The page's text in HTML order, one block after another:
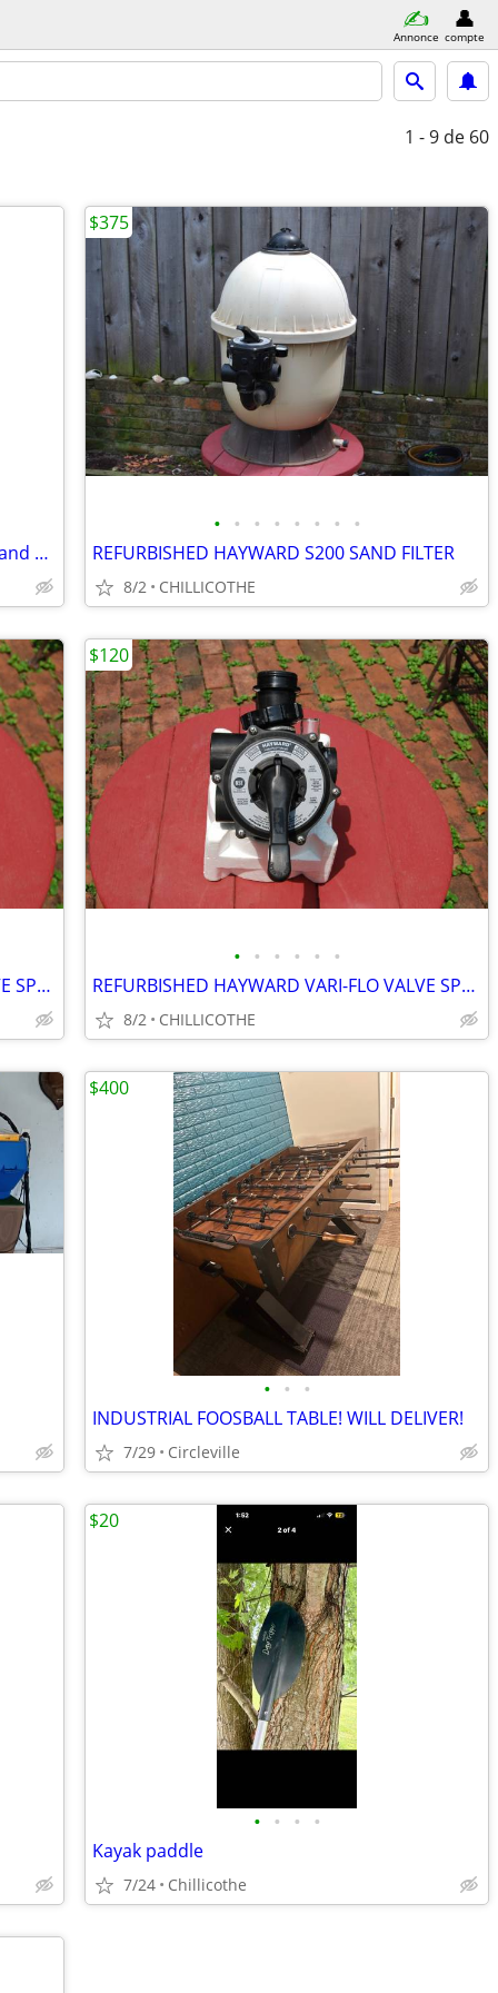
Annonce compte
1 - 9 de 60
Excalibur Micro 355 Crossbow w/scope and many accessories
• • • • • • • •
REFURBISHED HAYWARD S200 SAND FILTER
8/2 CHILLICOTHE
$375
REFURBISHED HAYWARD VARI-FLO VALVE SP0710X32 #1
• • • • • •
REFURBISHED HAYWARD VARI-FLO VALVE SP0710X32 #2
8/2 CHILLICOTHE
$120
• • •
INDUSTRIAL FOOSBALL TABLE! WILL DELIVER!
7/29 Circleville
$400
• • • •
Kayak paddle
7/24 Chillicothe
$20